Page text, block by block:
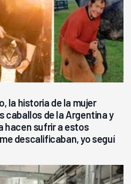
la historia de la mujer
caballos de la Argentina y
hacen sufrir a estos
descalificaban, yo seguí